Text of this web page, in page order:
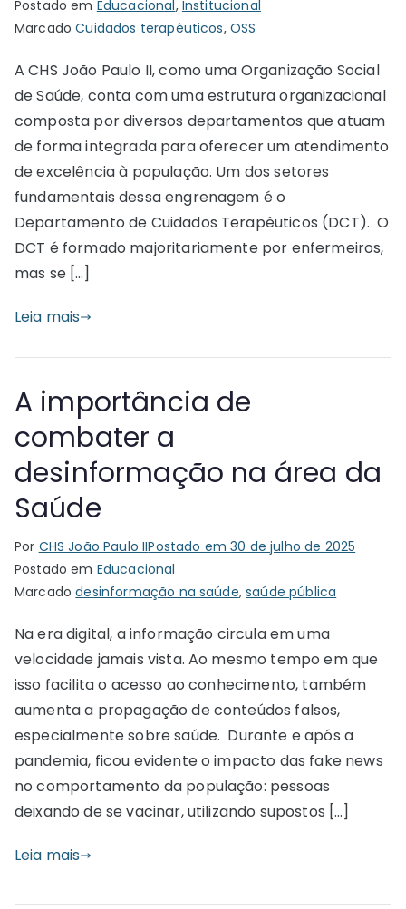
Postado em Educacional, Institucional
MarcadoCuidados terapêuticos, OSS
A CHS João Paulo II, como uma Organização Social
de Saúde, conta com uma estrutura organizacional
composta por diversos departamentos que atuam
de forma integrada para oferecer um atendimento
de excelência à população. Um dos setores
fundamentais dessa engrenagem é o
Departamento de Cuidados Terapêuticos (DCT). O
DCT é formado majoritariamente por enfermeiros,
mas se […]
Leia mais
A importância de
combater a
desinformação na área da
Saúde
Por CHS João Paulo IIPostado em30 de julho de 2025
Postado em Educacional
Marcadodesinformação na saúde,saúde pública
Na era digital, a informação circula em uma
velocidade jamais vista. Ao mesmo tempo em que
isso facilita o acesso ao conhecimento, também
aumenta a propagação de conteúdos falsos,
especialmente sobre saúde. Durante e após a
pandemia, ficou evidente o impacto das fake news
no comportamento da população: pessoas
deixando de se vacinar, utilizando supostos […]
Leia mais